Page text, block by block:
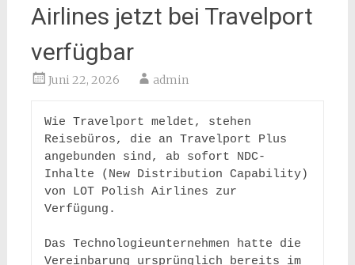
Airlines jetzt bei Travelport
verfügbar
Juni 22, 2026 admin
Wie Travelport meldet, stehen
Reisebüros, die an Travelport Plus
angebunden sind, ab sofort NDC-
Inhalte (New Distribution Capability)
von LOT Polish Airlines zur
Verfügung.
Das Technologieunternehmen hatte die
Vereinbarung ursprünglich bereits im